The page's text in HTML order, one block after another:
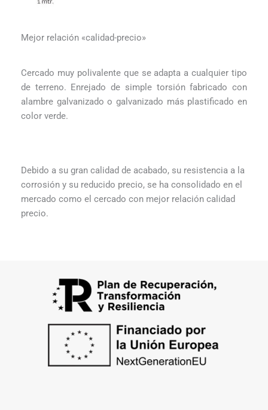
Mejor relación «calidad-precio»
Cercado muy polivalente que se adapta a cualquier tipo
de terreno. Enrejado de simple torsión fabricado con
alambre galvanizado o galvanizado más plastificado en
color verde.
Debido a su gran calidad de acabado, su resistencia a la
corrosión y su reducido precio, se ha consolidado en el
mercado como el cercado con mejor relación calidad
precio.